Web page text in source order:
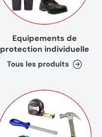
Equipements de
protection individuelle
Tous les produits